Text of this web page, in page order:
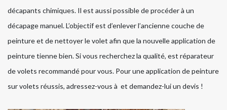
décapants chimiques. Il est aussi possible de procéder à un
décapage manuel. L’objectif est d’enlever l’ancienne couche de
peinture et de nettoyer le volet afin que la nouvelle application de
peinture tienne bien. Si vous recherchez la qualité, est réparateur
de volets recommandé pour vous. Pour une application de peinture
sur volets réussis, adressez-vous à et demandez-lui un devis !